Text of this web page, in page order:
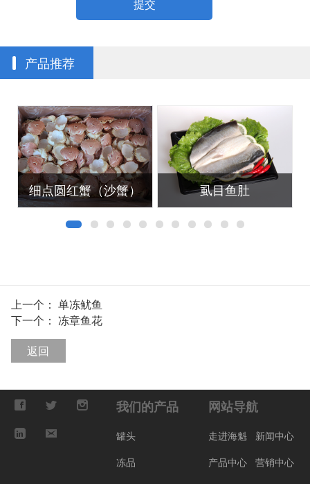
提交
产品推荐
细点圆红蟹（沙蟹） 虱目鱼肚
上一个： 单冻鱿鱼
下一个： 冻章鱼花
返回
我们的产品
罐头
冻品
网站导航
走进海魁
新闻中心
产品中心
营销中心